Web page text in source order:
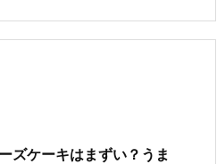
ズケーキはまずい？うま